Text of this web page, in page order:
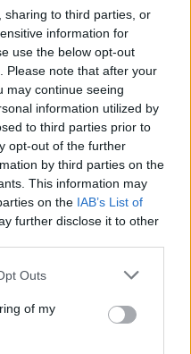
sharing to third parties, or
information for
use the below opt-out
Please note that after your
may continue seeing
information utilized by
to third parties prior to
opt-out of the further
by third parties on the
This information may
on the IAB’s List of
further disclose it to other
uses one or more Google
You may click to
its third-party tags to
purposes in below Google
Outs
of my
hagyományaiban
(Más amis
és hajlandók
hogy